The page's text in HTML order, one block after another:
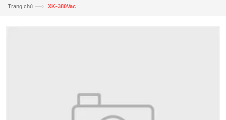
Trang chủ —› XK-380Vac